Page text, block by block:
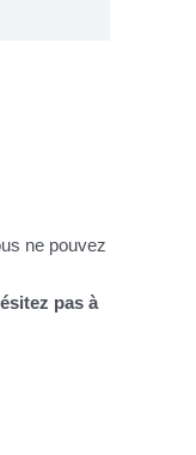
ne pouvez
pas à